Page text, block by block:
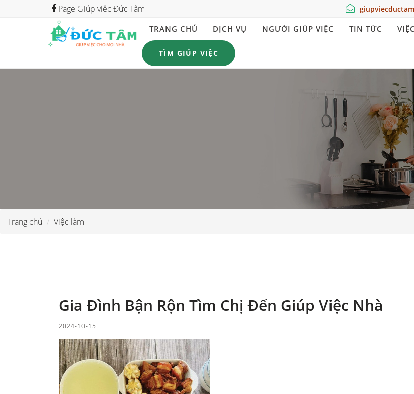
Page Giúp việc Đức Tâm
TRANG CHỦ DỊCH VỤ NGƯỜI GIÚP VIỆC TIN TỨC
TÌM GIÚP VIỆC
Trang chủ Việc làm
Gia Đình Bận Rộn Tìm Chị Đến Giúp Việc Nhà
2024-10-15